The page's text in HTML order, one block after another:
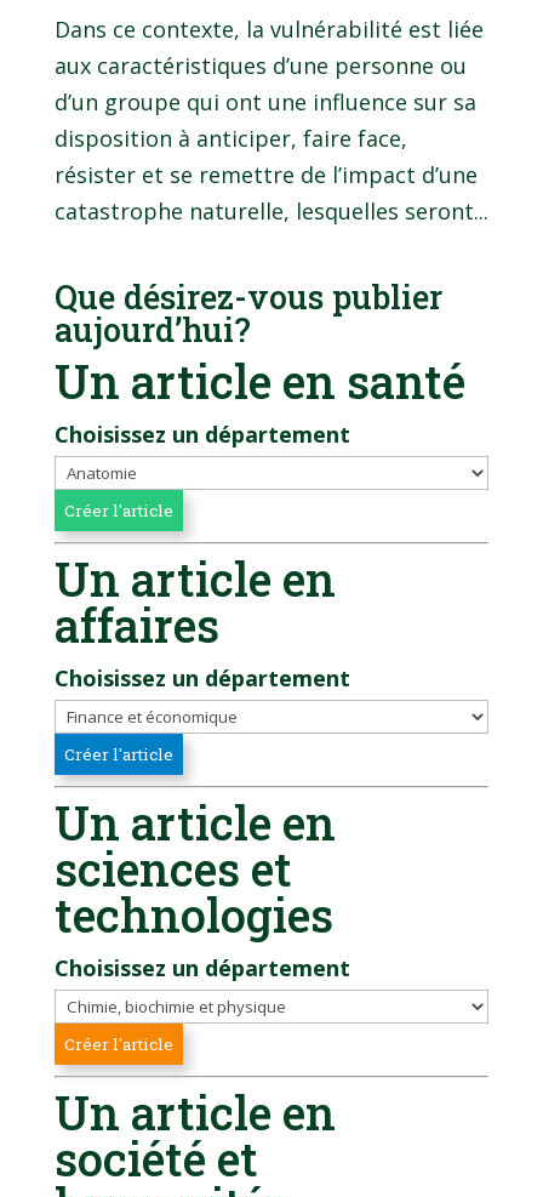
Dans ce contexte, la vulnérabilité est liée
aux caractéristiques d’une personne ou
d’un groupe qui ont une influence sur sa
disposition à anticiper, faire face,
résister et se remettre de l’impact d’une
catastrophe naturelle, lesquelles seront...
Que désirez-vous publier
aujourd’hui?
Un article en santé
Choisissez un département
Un article en
affaires
Choisissez un département
Un article en
sciences et
technologies
Choisissez un département
Un article en
société et